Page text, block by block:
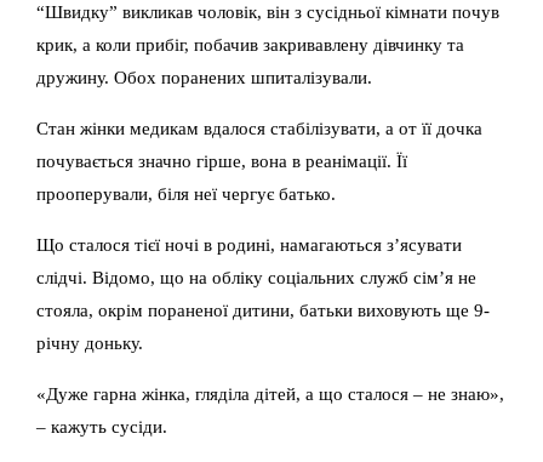
“Швидку” викликав чоловік, він з сусідньої кімнати почув
крик, а коли прибіг, побачив закривавлену дівчинку та
дружину. Обох поранених шпиталізували.
Стан жінки медикам вдалося стабілізувати, а от її дочка
почувається значно гірше, вона в реанімації. Її
прооперували, біля неї чергує батько.
Що сталося тієї ночі в родині, намагаються з’ясувати
слідчі. Відомо, що на обліку соціальних служб сім’я не
стояла, окрім пораненої дитини, батьки виховують ще 9-
річну доньку.
«Дуже гарна жінка, гляділа дітей, а що сталося – не знаю»,
– кажуть сусіди.